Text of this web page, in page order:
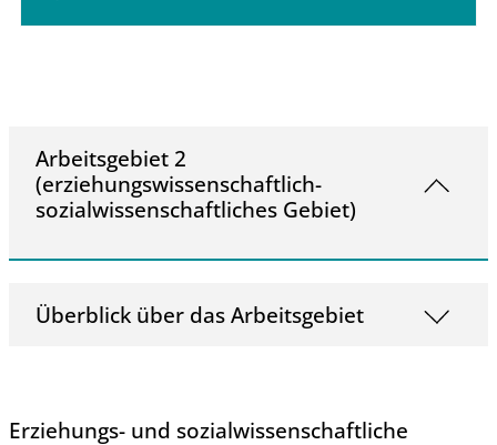
Arbeitsgebiet 2
(erziehungswissenschaftlich-
sozialwissenschaftliches Gebiet)
Überblick über das Arbeitsgebiet
Erziehungs- und sozialwissenschaftliche